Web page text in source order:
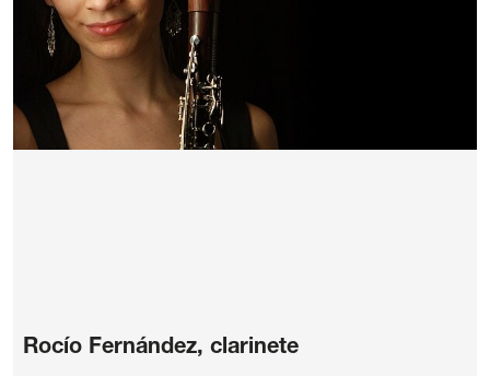
Rocío Fernández, clarinete